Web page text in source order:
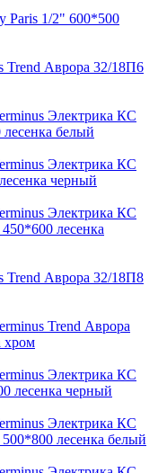
Paris 1/2" 600*500
Trend Аврора 32/18П6
Электрика КС
белый
Электрика КС
черный
Электрика КС
лесенка
Trend Аврора 32/18П8
Trend Аврора
хром
Электрика КС
лесенка черный
Электрика КС
лесенка белый